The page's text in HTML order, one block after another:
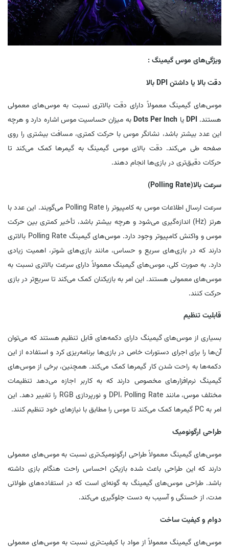
ویژگی‌های موس گیمینگ :
دقت بالا یا داشتن DPI بالا
موس‌های گیمینگ معمولاً دارای دقت بالاتری نسبت به موس‌های معمولی
هستند. DPI یا Dots Per Inch به میزان حساسیت موس اشاره دارد و هرچه
این عدد بیشتر باشد، نشانگر موس با حرکت کمتری، مسافت بیشتری را روی
صفحه طی می‌کند. دقت بالای موس گیمینگ به گیمرها کمک می‌کند تا
حرکات دقیق‌تری در بازی‌ها انجام دهند.
سرعت بالا(Polling Rate)
سرعت ارسال اطلاعات موس به کامپیوتر را Polling Rate می‌گویند. این عدد با
هرتز (Hz) اندازه‌گیری می‌شود و هرچه بیشتر باشد، تأخیر کمتری بین حرکت
موس و واکنش کامپیوتر وجود دارد. موس‌های گیمینگ Polling Rate بالاتری
دارند که در بازی‌های سریع و حساس، مانند بازی‌های شوتر، اهمیت زیادی
دارد. به صورت کلی، موس‌های گیمینگ معمولاً دارای سرعت بالاتری نسبت به
موس‌های معمولی هستند. این امر به بازیکنان کمک می‌کند تا سریع‌تر در بازی
حرکت کنند.
قابلیت تنظیم
بسیاری از موس‌های گیمینگ دارای دکمه‌های قابل تنظیم هستند که می‌توان
آن‌ها را برای اجرای دستورات خاص در بازی‌ها برنامه‌ریزی کرد و استفاده از این
دکمه‌ها به راحت شدن کار گیمرها کمک می‌کند. همچنین، برخی از موس‌های
گیمینگ نرم‌افزارهای مخصوص دارند که به کاربر اجازه می‌دهد تنظیمات
مختلف موس، مانند DPI، Polling Rate و نورپردازی RGB را تغییر دهد. این
امر به PC گیمرها کمک می‌کند تا موس را مطابق با نیازهای خود تنظیم کنند.
طراحی ارگونومیک
موس‌های گیمینگ معمولاً طراحی ارگونومیک‌تری نسبت به موس‌های معمولی
دارند که این طراحی باعث شده بازیکن احساس راحت هنگام بازی داشته
باشد. طراحی موس‌های گیمینگ به گونه‌ای است که در استفاده‌های طولانی
مدت، از خستگی و آسیب به دست جلوگیری می‌کند.
دوام و کیفیت ساخت
موس‌های گیمینگ معمولاً از مواد با کیفیت‌تری نسبت به موس‌های معمولی